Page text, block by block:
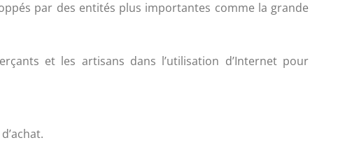
par des entités plus importantes comme la grande
et les artisans dans l’utilisation d’Internet pour